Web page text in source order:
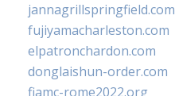
jannagrillspringfield.com
fujiyamacharleston.com
elpatronchardon.com
donglaishun-order.com
fiamc-rome2022.org